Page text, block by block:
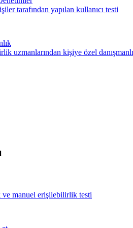
tarafından yapılan kullanıcı testi
uzmanlarından kişiye özel
ve manuel erişilebilirlik testi